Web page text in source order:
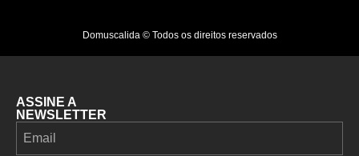
Domuscalida © Todos os direitos reservados
ASSINE A
NEWSLETTER